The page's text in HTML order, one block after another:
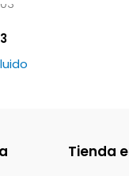
Tienda